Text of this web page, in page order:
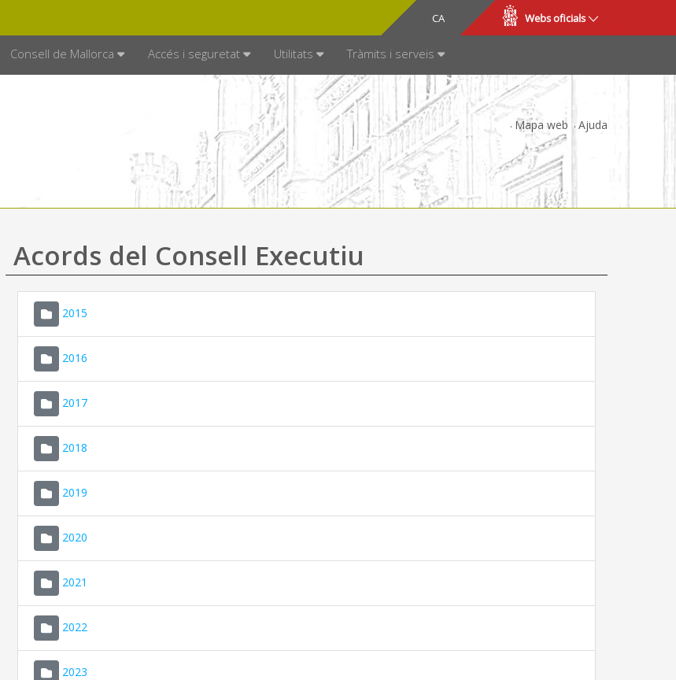
CA
ES Webs oficials
Consell de Mallorca Accés i seguretat Utilitats Tràmits i serveis
Mapa web Ajuda
Acords del Consell Executiu
2015
2016
2017
2018
2019
2020
2021
2022
2023